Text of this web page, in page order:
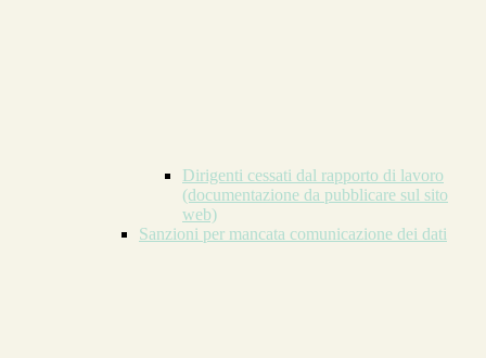
Dirigenti cessati dal rapporto di lavoro
(documentazione da pubblicare sul sito
web)
Sanzioni per mancata comunicazione dei dati